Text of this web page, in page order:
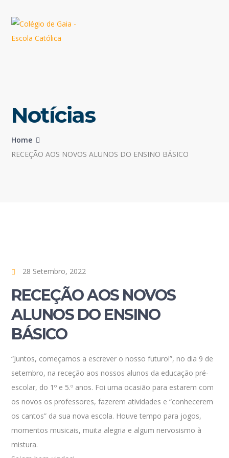
Notícias
Home
RECEÇÃO AOS NOVOS ALUNOS DO ENSINO BÁSICO
28 Setembro, 2022
RECEÇÃO AOS NOVOS
ALUNOS DO ENSINO
BÁSICO
“Juntos, começamos a escrever o nosso futuro!”, no dia 9 de
setembro, na receção aos nossos alunos da educação pré-
escolar, do 1º e 5.º anos. Foi uma ocasião para estarem com
os novos os professores, fazerem atividades e “conhecerem
os cantos” da sua nova escola. Houve tempo para jogos,
momentos musicais, muita alegria e algum nervosismo à
mistura.